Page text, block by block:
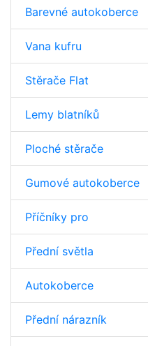
Barevné autokoberce
Vana kufru
Stěrače Flat
Lemy blatníků
Ploché stěrače
Gumové autokoberce
Příčníky pro
Přední světla
Autokoberce
Přední nárazník